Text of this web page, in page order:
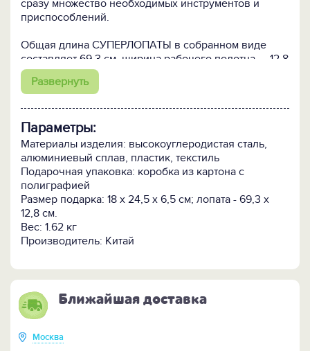
сразу множество необходимых инструментов и
приспособлений.
Общая длина СУПЕРЛОПАТЫ в собранном виде
составляет 69,3 см, ширина рабочего полотна — 12,8
см. Сама лопата изготовлена из
высокоуглеродистой стали. Рукоять имеет
инструмента в руках и появление потертостей и
мозолей на ладонях при длительных работах.
Наша прочная и удобная СУПЕРЛОПАТА будет
служить вам вечно!
СУПЕРЛОПАТА премиум - это набор орудий и
приспособлений:
• мотыга
• топор
• багор
• весло
• отвёртка
• гвоздодёр
• линейка
Развернуть
Параметры:
Материалы изделия: высокоуглеродистая сталь,
алюминиевый сплав, пластик, текстиль
Подарочная упаковка: коробка из картона с
полиграфией
Размер подарка: 18 х 24,5 х 6,5 см; лопата - 69,3 х
12,8 см.
Вес: 1.62 кг
Производитель: Китай
Ближайшая доставка
Москва